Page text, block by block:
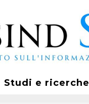
Studi e ricerche